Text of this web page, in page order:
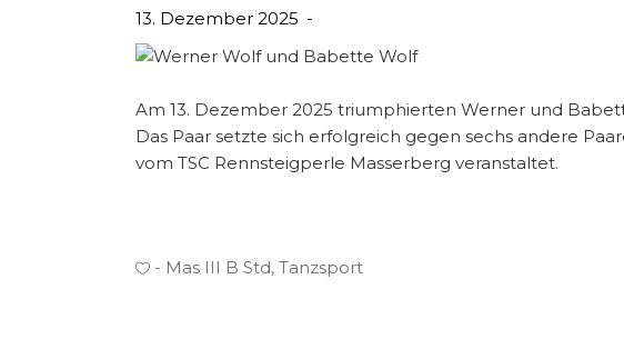
13. Dezember 2025
Am 13. Dezember 2025 triumphierten Werner und
Das Paar setzte sich erfolgreich gegen sechs andere
vom TSC Rennsteigperle Masserberg veranstaltet.
Mas III B Std, Tanzsport